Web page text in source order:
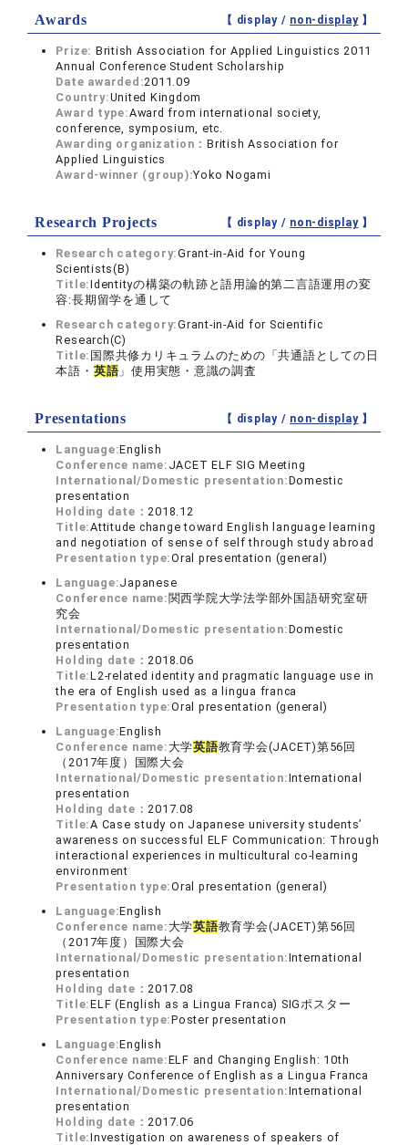
Awards 【 display / non-display】
Prize: British Association for Applied Linguistics 2011
Annual Conference Student Scholarship
Date awarded:2011.09
Country:United Kingdom
Award type:Award from international society,
conference, symposium, etc.
Awarding organization：British Association for
Applied Linguistics
Award-winner (group):Yoko Nogami
Research Projects 【 display / non-display】
Research category:Grant-in-Aid for Young
Scientists(B)
Title:Identityの構築の軌跡と語用論的第二言語運用の変
容:長期留学を通して
Research category:Grant-in-Aid for Scientific
Research(C)
Title: 国際共修カリキュラムのための「共通語としての日
本語・ 英語 」使用実態・意識の調査
Presentations 【 display / non-display】
Language:English
Conference name: JACET ELF SIG Meeting
International/Domestic presentation:Domestic
presentation
Holding date：2018.12
Title:Attitude change toward English language learning
and negotiation of sense of self through study abroad
Presentation type:Oral presentation (general)
Language:Japanese
Conference name: 関西学院大学法学部外国語研究室研
究会
International/Domestic presentation:Domestic
presentation
Holding date：2018.06
Title:L2-related identity and pragmatic language use in
the era of English used as a lingua franca
Presentation type:Oral presentation (general)
Language:English
Conference name: 大学英語教育学会(JACET)第56回
（2017年度）国際大会
International/Domestic presentation:International
presentation
Holding date：2017.08
Title:A Case study on Japanese university students’
awareness on successful ELF Communication: Through
interactional experiences in multicultural co-learning
environment
Presentation type:Oral presentation (general)
Language:English
Conference name: 大学英語教育学会(JACET)第56回
（2017年度）国際大会
International/Domestic presentation:International
presentation
Holding date：2017.08
Title:ELF (English as a Lingua Franca) SIGポスター
Presentation type:Poster presentation
Language:English
Conference name:ELF and Changing English: 10th
Anniversary Conference of English as a Lingua Franca
International/Domestic presentation:International
presentation
Holding date：2017.06
Title:Investigation on awareness of speakers of